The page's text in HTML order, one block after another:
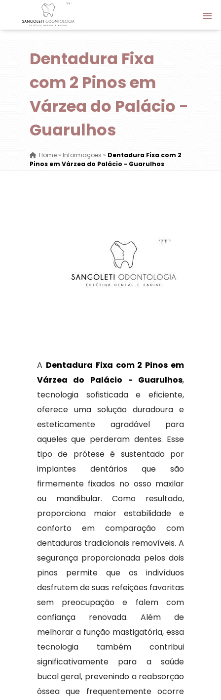
Dentadura Fixa
com 2 Pinos em
Várzea do Palácio -
Guarulhos
Home» Informações » Dentadura Fixa com 2
Pinos em Várzea do Palácio - Guarulhos
A Dentadura Fixa com 2 Pinos em
Várzea do Palácio - Guarulhos,
tecnologia sofisticada e eficiente,
oferece uma solução duradoura e
esteticamente agradável para
aqueles que perderam dentes. Esse
tipo de prótese é sustentado por
implantes dentários que são
firmemente fixados no osso maxilar
ou mandibular. Como resultado,
proporciona maior estabilidade e
conforto em comparação com
dentaduras tradicionais removíveis. A
segurança proporcionada pelos dois
pinos permite que os indivíduos
desfrutem de suas refeições favoritas
sem preocupação e falem com
confiança renovada. Além de
melhorar a função mastigatória, essa
tecnologia também contribui
significativamente para a saúde
bucal geral, prevenindo a reabsorção
óssea que frequentemente ocorre